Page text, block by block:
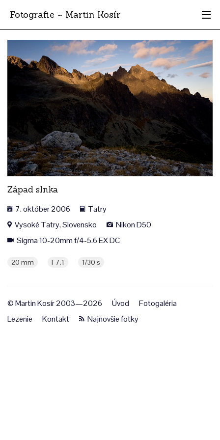
Fotografie ~ Martin Kosír
Moje obľúbené
Albumy
Vyhľadávanie
Západ slnka
7. október 2006
Tatry
Vysoké Tatry, Slovensko
Nikon D50
Sigma 10-20mm f/4-5.6 EX DC
20 mm F7,1 1/30 s
© Martin Kosír 2003—2026 Úvod
Fotogaléria
Lezenie
Kontakt Najnovšie fotky